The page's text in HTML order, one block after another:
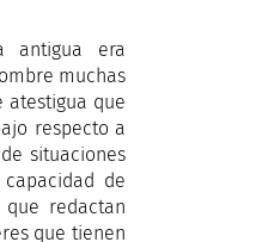
antigua era
muchas
que
respecto a
situaciones
de
redactan
que tienen